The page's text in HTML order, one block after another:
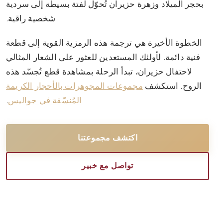
بحجر الميلاد وزهرة حزيران تُحوّل لفتة بسيطة إلى سردية
شخصية راقية.
الخطوة الأخيرة هي ترجمة هذه الرمزية القوية إلى قطعة
فنية دائمة. لأولئك المستعدين للعثور على الشعار المثالي
لاحتفال حزيران، تبدأ الرحلة بمشاهدة قطع تُجسّد هذه
الروح. استكشفمجموعات المجوهرات بالأحجار الكريمة
المُنسّقة في جواليس.
اكتشف مجموعتنا
تواصل مع خبير